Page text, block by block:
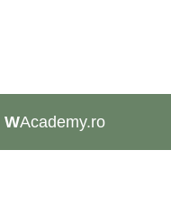
WAcademy.ro